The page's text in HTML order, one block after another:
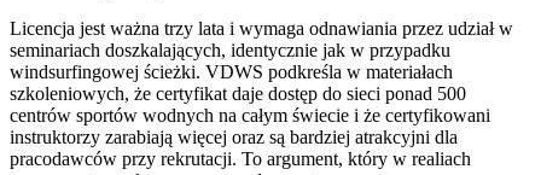
Licencja jest ważna trzy lata i wymaga odnawiania przez udział w
seminariach doszkalających, identycznie jak w przypadku
windsurfingowej ścieżki. VDWS podkreśla w materiałach
szkoleniowych, że certyfikat daje dostęp do sieci ponad 500
centrów sportów wodnych na całym świecie i że certyfikowani
instruktorzy zarabiają więcej oraz są bardziej atrakcyjni dla
pracodawców przy rekrutacji. To argument, który w realiach